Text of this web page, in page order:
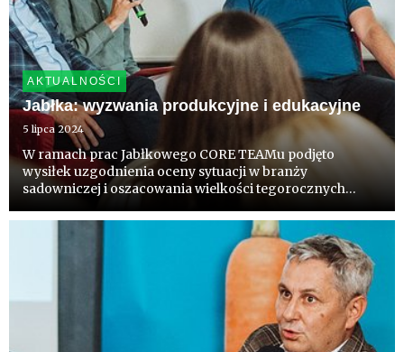
AKTUALNOŚCI
Jabłka: wyzwania produkcyjne i edukacyjne
5 lipca 2024
W ramach prac Jabłkowego CORE TEAMu podjęto
wysiłek uzgodnienia oceny sytuacji w branży
sadowniczej i oszacowania wielkości tegorocznych
polskich sadów”, a poniżej wywiad z dr Andrzejem Soską,